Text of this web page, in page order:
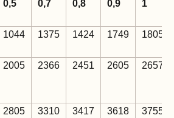
0,5 0,7 0,8 0,9 1
1044 1375 1424 1749 1805
2005 2366 2451 2605 2657
2805 3310 3417 3618 3755